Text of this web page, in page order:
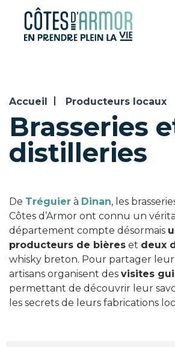
Panneau de gestion des cookies
Accueil Producteurs locaux
Brasseries
distilleries
De Tréguier à Dinan, les
Côtes d’Armor ont connu un
département compte désormais
producteurs de bières et deux
whisky breton. Pour partager leur
artisans organisent des visites
permettant de découvrir leur
les secrets de leurs fabrications